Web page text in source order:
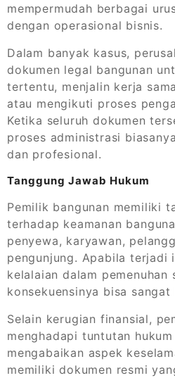
mempermudah berbagai
dengan operasional bisnis.
Dalam banyak kasus,
dokumen legal bangunan
tertentu, menjalin kerja
atau mengikuti proses
Ketika seluruh dokumen
proses administrasi
dan profesional.
Tanggung Jawab Hukum
Pemilik bangunan memiliki
terhadap keamanan
penyewa, karyawan,
pengunjung. Apabila terjadi
kelalaian dalam pemenuhan
konsekuensinya bisa sangat
Selain kerugian finansial,
menghadapi tuntutan
mengabaikan aspek
memiliki dokumen resmi